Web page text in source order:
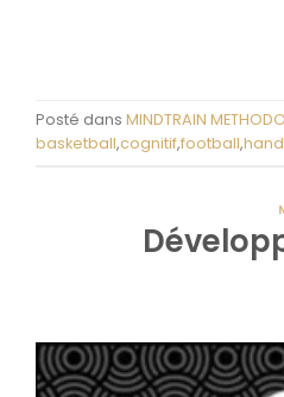
Posté dans MINDTRAIN
basketball,cognitif,football,